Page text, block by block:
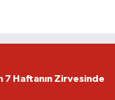
7 Haftanın Zirvesinde